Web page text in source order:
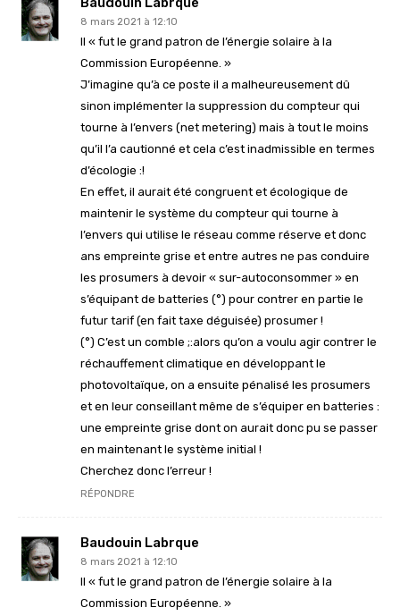
8 mars 2021 à 12:10
Il « fut le grand patron de l’énergie solaire à la
Commission Européenne. »
J’imagine qu’à ce poste il a malheureusement dû
sinon implémenter la suppression du compteur qui
tourne à l’envers (net metering) mais à tout le moins
qu’il l’a cautionné et cela c’est inadmissible en termes
d’écologie :!
En effet, il aurait été congruent et écologique de
maintenir le système du compteur qui tourne à
l’envers qui utilise le réseau comme réserve et donc
ans empreinte grise et entre autres ne pas conduire
les prosumers à devoir « sur-autoconsommer » en
s’équipant de batteries (°) pour contrer en partie le
futur tarif (en fait taxe déguisée) prosumer !
(°) C’est un comble ;:alors qu’on a voulu agir contrer le
réchauffement climatique en développant le
photovoltaïque, on a ensuite pénalisé les prosumers
et en leur conseillant même de s’équiper en batteries :
une empreinte grise dont on aurait donc pu se passer
en maintenant le système initial !
Cherchez donc l’erreur !
RÉPONDRE
Baudouin Labrque
8 mars 2021 à 12:10
Il « fut le grand patron de l’énergie solaire à la
Commission Européenne. »